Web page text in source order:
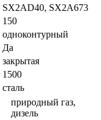
SX2AD40, SX2A673
150
одноконтурный
Да
закрытая
1500
сталь
природный газ,
дизель